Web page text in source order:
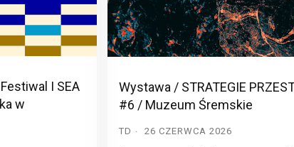
I SEA
w
Wystawa / STRATEGIE
#6 / Muzeum Śremskie
TD 26 CZERWCA 2026